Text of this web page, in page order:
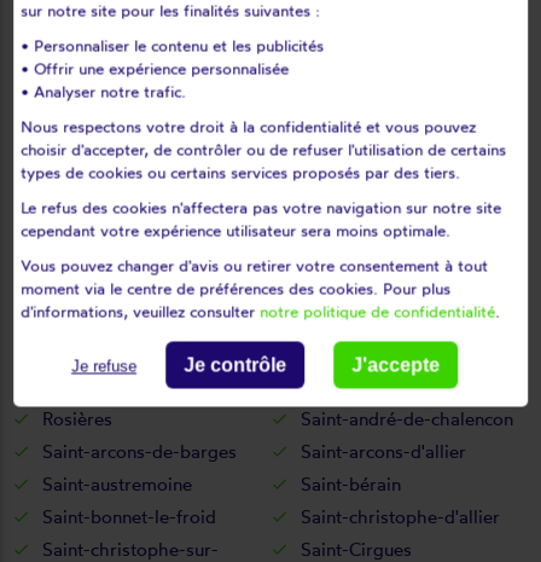
Mazeyrat-d'allier
Mézères
Monistrol-d'allier
Monistrol-sur-loire
Montclard
Montfaucon-en-velay
Montusclat
Moudeyres
Pébrac
Pinols
Pont-salomon
Prades
Présailles
Queyrières
Raucoules
Rauret
Retournac
Roche-en-régnier
Rosières
Saint-andré-de-chalencon
Saint-arcons-de-barges
Saint-arcons-d'allier
Saint-austremoine
Saint-bérain
Saint-bonnet-le-froid
Saint-christophe-d'allier
Saint-christophe-sur-
Saint-Cirgues
sur notre site pour les finalités suivantes :
• Personnaliser le contenu et les publicités
• Offrir une expérience personnalisée
• Analyser notre trafic.
Nous respectons votre droit à la confidentialité et vous pouvez
choisir d'accepter, de contrôler ou de refuser l'utilisation de certains
types de cookies ou certains services proposés par des tiers.
Le refus des cookies n'affectera pas votre navigation sur notre site
cependant votre expérience utilisateur sera moins optimale.
Vous pouvez changer d'avis ou retirer votre consentement à tout
moment via le centre de préférences des cookies. Pour plus
d'informations, veuillez consulter notre politique de confidentialité.
Je refuse Je contrôle J'accepte